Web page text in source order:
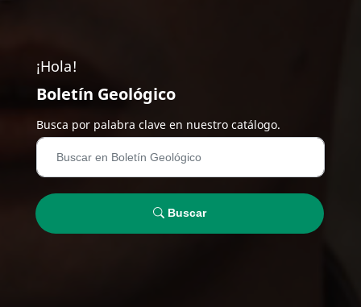
¡Hola!
Boletín Geológico
Busca por palabra clave en nuestro catálogo.
Buscar